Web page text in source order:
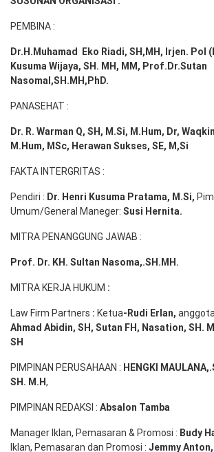
PEMBINA :
Dr.H.Muhamad Eko Riadi, SH,MH , Irjen. Pol
Kusuma Wijaya, SH. MH, MM, Prof. Dr.Sutan
Nasomal,SH.MH,PhD.
PANASEHAT :
Dr. R. Warman Q, SH, M.Si, M.Hum, Dr,
M.Hum, MSc, Herawan Sukses, SE, M,Si
FAKTA INTERGRITAS :
Pendiri : Dr. Henri Kusuma Pratama, M.Si,
Umum/General Maneger: Susi Hernita.
MITRA PENANGGUNG JAWAB :
Prof. Dr. KH. Sultan Nasoma,.SH.MH.
MITRA KERJA HUKUM :
Law Firm Partners : Ketua-Rudi Erlan, anggota
Ahmad Abidin, SH, Sutan FH, Nasation, SH.
SH
PIMPINAN PERUSAHAAN : HENGKI
SH . M.H,
PIMPINAN REDAKSI : Absalon Tamba
Manager Iklan, Pemasaran & Promosi : Budy
Iklan, Pemasaran dan Promosi : Jemmy Anton,